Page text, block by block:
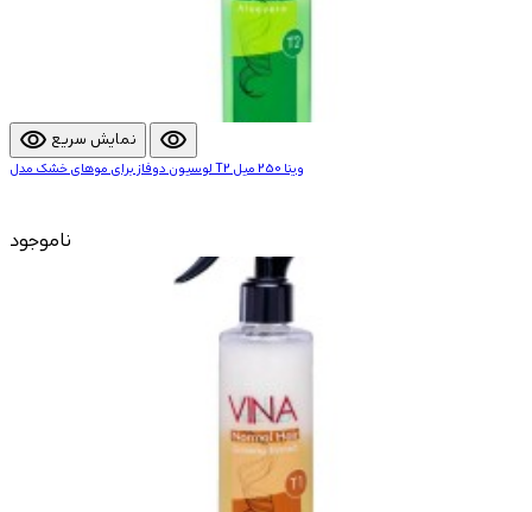
visibility نمایش سریع visibility
لوسیون دوفاز برای موهای خشک مدل T2 وینا 250 میل
ناموجود